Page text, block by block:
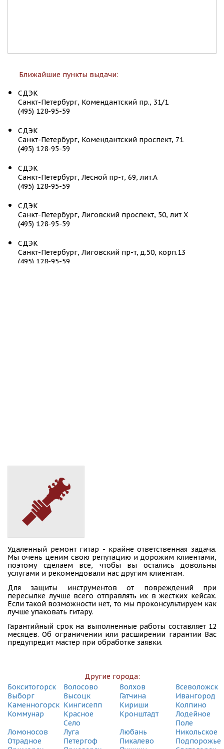
Ближайшие пункты выдачи:
СДЭК
Санкт-Петербург, Комендантский пр., 31/1
(495) 128-95-59
СДЭК
Санкт-Петербург, Комендантский проспект, 71
(495) 128-95-59
СДЭК
Санкт-Петербург, Лесной пр-т, 69, лит.А
(495) 128-95-59
СДЭК
Санкт-Петербург, Лиговский проспект, 50, лит Х
(495) 128-95-59
СДЭК
Санкт-Петербург, Лиговский пр-т, д.50, корп.13
(495) 128-95-59
СДЭК
Санкт-Петербург, Полюстровский пр-кт, 3, лит. А
(495) 128-95-59
СДЭК
Санкт-Петербург, пр. Александровской Фермы, д.29
лит. ВГ
СДЭК
Санкт-Петербург, пр. Ветеранов, 122
(495) 128-95-59
СДЭК
Санкт-Петербург, пр. Ветеранов, 73
(495) 128-95-59
СДЭК
Санкт-Петербург, Пр. Лесной, 32
(495) 128-95-59
Санкт-Петербург, пр. Науки, 30, корпус 1, литера А
(495) 128-95-59
СДЭК
Санкт-Петербург, пр. Энгельса, 18
(495) 128-95-59
СДЭК
Удаленный ремонт гитар - крайне ответственная задача.
Мы очень ценим свою репутацию и дорожим клиентами,
поэтому сделаем все, чтобы вы остались довольны
услугами и рекомендовали нас другим клиентам.
Для защиты инструментов от повреждений при
пересылке лучше всего отправлять их в жестких кейсах.
Если такой возможности нет, то мы проконсультируем как
лучше упаковать гитару.
Гарантийный срок на выполненные работы составляет 12
месяцев. Об ограничении или расширении гарантии Вас
предупредит мастер при обработке заявки.
Другие города:
Бокситогорск
Волосово Волхов
Всеволожск
Выборг
Высоцк Гатчина
Ивангород
Каменногорск Кингисепп Кириши
Колпино
Коммунар
Красное
Село
Кронштадт
Лодейное
Поле
Ломоносов
Луга Любань
Никольское
Отрадное
Петергоф Пикалево
Подпорожье